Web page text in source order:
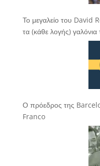
Το μεγαλείο του David
τα (κάθε λογής) γαλόνια
Ο πρόεδρος της
Franco